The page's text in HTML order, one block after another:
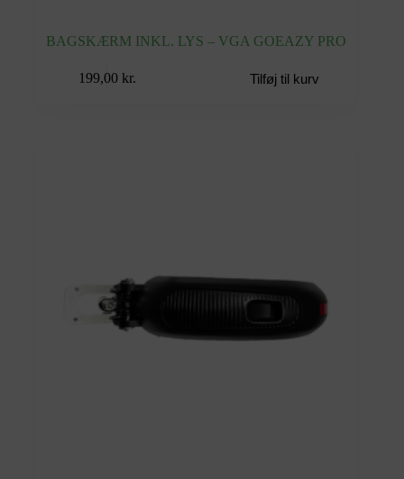
BAGSKÆRM INKL. LYS – VGA GOEAZY PRO
199,00 kr. Tilføj til kurv